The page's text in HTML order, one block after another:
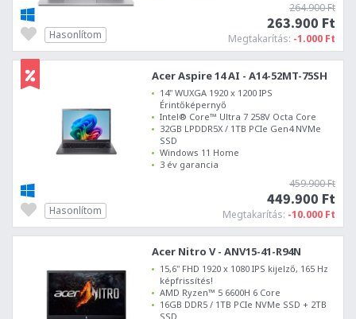
264.900 Ft
263.900 Ft
Megtakarítás: -1.000 Ft
Hasonlítom
Acer Aspire 14 AI - A14-52MT-75SH
14" WUXGA 1920 x 1200 IPS
Érintőképernyő
Intel® Core™ Ultra 7 258V Octa Core
32GB LPDDR5X / 1TB PCIe Gen4 NVMe
SSD
Windows 11 Home
3 év garancia
459.900 Ft
449.900 Ft
Megtakarítás: -10.000 Ft
Hasonlítom
Acer Nitro V - ANV15-41-R94N
15,6" FHD 1920 x 1080 IPS kijelző, 165 Hz
képfrissítés!
AMD Ryzen™ 5 6600H 6 Core
16GB DDR5 / 1TB PCIe NVMe SSD + 2TB
SSD